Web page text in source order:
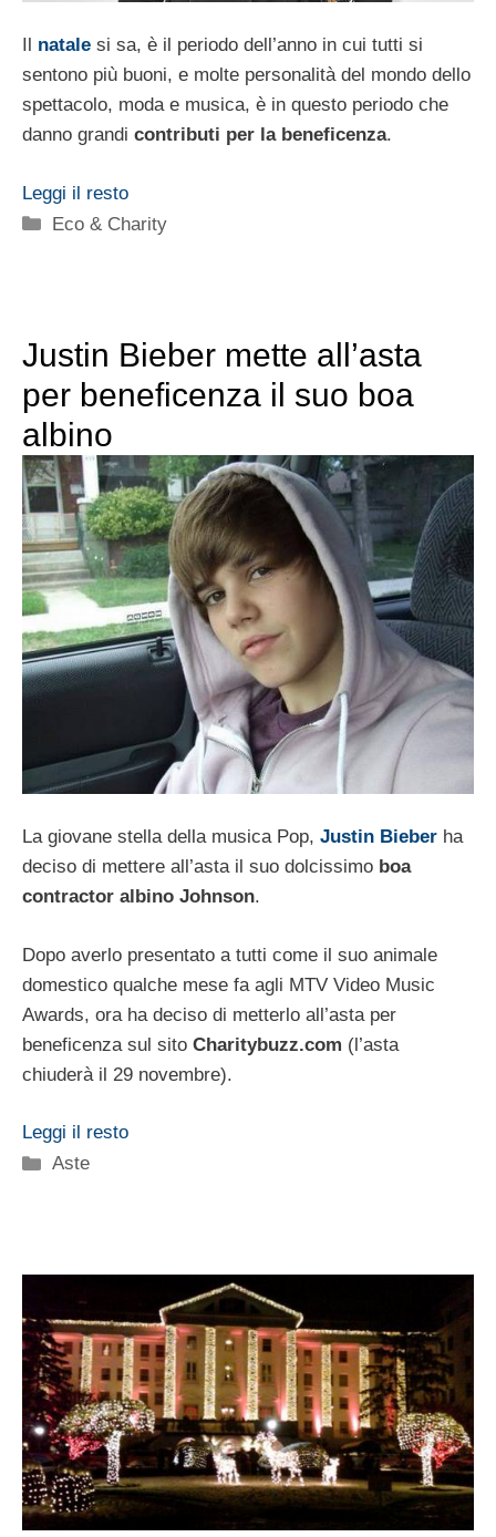
natale si sa, è il periodo dell’anno in cui tutti si
sentono più buoni, e molte personalità del mondo dello
spettacolo, moda e musica, è in questo periodo che
danno grandi contributi per la beneficenza.
Leggi il resto
Categorie
Eco & Charity
Justin Bieber mette all’asta
per beneficenza il suo boa
albino
La giovane stella della musica Pop, Justin Bieber ha
deciso di mettere all’asta il suo dolcissimo boa
contractor albino Johnson.
Dopo averlo presentato a tutti come il suo animale
domestico qualche mese fa agli MTV Video Music
Awards, ora ha deciso di metterlo all’asta per
beneficenza sul sito Charitybuzz.com (l’asta
chiuderà il 29 novembre).
Leggi il resto
Categorie
Aste